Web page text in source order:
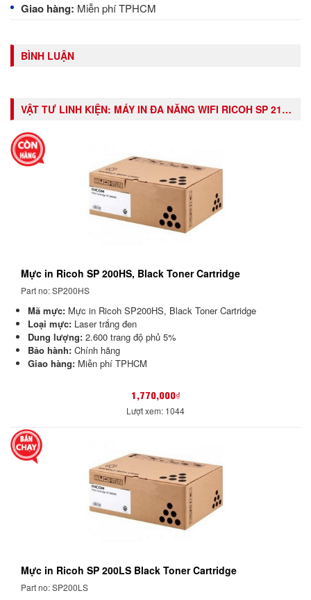
Giao hàng: Miễn phí TPHCM
BÌNH LUẬN
VẬT TƯ LINH KIỆN: MÁY IN ĐA NĂNG WIFI RICOH SP 212SNW (PRINT / COPY / SCAN )
Mực in Ricoh SP 200HS, Black Toner Cartridge
Part no: SP200HS
Mã mực: Mực in Ricoh SP200HS, Black Toner Cartridge
Loại mực: Laser trắng đen
Dung lượng: 2.600 trang độ phủ 5%
Bảo hành: Chính hãng
Giao hàng: Miễn phí TPHCM
1,770,000₫
Lượt xem: 1044
Mực in Ricoh SP 200LS Black Toner Cartridge
Part no: SP200LS